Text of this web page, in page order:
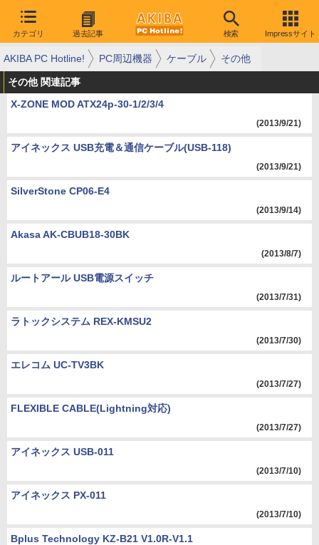
カテゴリ 過去記事 検索 Impressサイト
AKIBA PC Hotline! PC周辺機器 ケーブル その他
その他 関連記事
X-ZONE MOD ATX24p-30-1/2/3/4
(2013/9/21)
アイネックス USB充電＆通信ケーブル(USB-118)
(2013/9/21)
SilverStone CP06-E4
(2013/9/14)
Akasa AK-CBUB18-30BK
(2013/8/7)
ルートアール USB電源スイッチ
(2013/7/31)
ラトックシステム REX-KMSU2
(2013/7/30)
エレコム UC-TV3BK
(2013/7/27)
FLEXIBLE CABLE(Lightning対応)
(2013/7/27)
アイネックス USB-011
(2013/7/10)
アイネックス PX-011
(2013/7/10)
Bplus Technology KZ-B21 V1.0R-V1.1